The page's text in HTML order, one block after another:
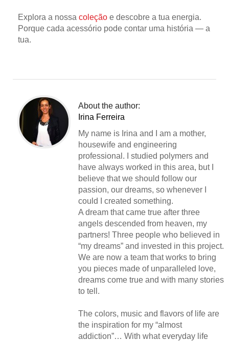
Explora a nossa coleção e descobre a tua energia.
Porque cada acessório pode contar uma história — a
tua.
About the author:
Irina Ferreira
My name is Irina and I am a mother,
housewife and engineering
professional. I studied polymers and
have always worked in this area, but I
believe that we should follow our
passion, our dreams, so whenever I
could I created something.
A dream that came true after three
angels descended from heaven, my
partners! Three people who believed in
“my dreams” and invested in this project.
We are now a team that works to bring
you pieces made of unparalleled love,
dreams come true and with many stories
to tell.
The colors, music and flavors of life are
the inspiration for my “almost
addiction”… With what everyday life